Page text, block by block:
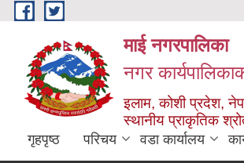
Skip to main content
माई नगरपालिका
नगर
इलाम, कोशी प्रदेश,
स्थानीय प्राकृतिक
गृहपृष्ठ परिचय वडा कार्यालय